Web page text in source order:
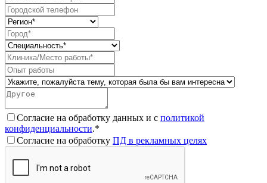
Согласие на обработку данных и с политикой
конфиденциальности.*
Согласие на обработку ПД в рекламных целях